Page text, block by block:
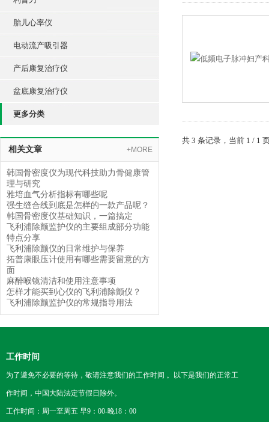
胎儿心率仪
电动流产吸引器
产后康复治疗仪
盆底康复治疗仪
更多分类
相关文章 +MORE
韩国骨密度仪为现代科技助力骨健康管
理与研究
雅培血气分析指标有哪些呢
强生缝合线到底是怎样的一款产品呢？
韩国骨密度仪基础知识，一篇搞定
飞利浦除颤监护仪的主要组成部分功能
特点分享
飞利浦除颤仪的日常维护与保养
拓普康眼压计使用有哪些需要留意的方
面
麻醉喉镜清洁和使用注意事项
怎样才能买到心仪的飞利浦除颤仪？
飞利浦除颤监护仪的常规指导用法
共 3 条记录，当前 1 / 1
工作时间
为了避免不必要的等待，敬请注意我们的工作时间 。以下是我们的正常工
作时间，中国大陆法定节假日除外。
工作时间：周一至周五 早9：00-晚18：00